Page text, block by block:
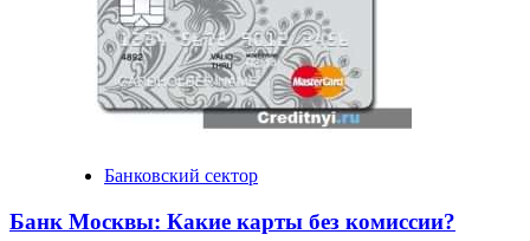
Банковский сектор
Банк Москвы: Какие карты без комиссии?